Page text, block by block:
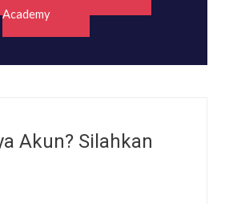
Academy
Akun? Silahkan